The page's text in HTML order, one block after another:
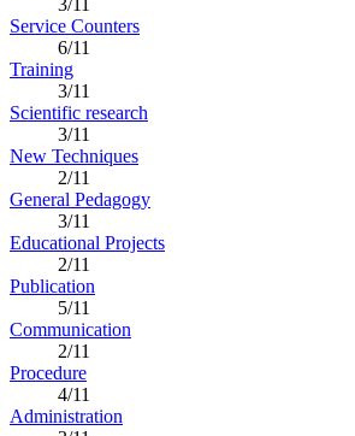
3/11
Service Counters
6/11
Training
3/11
Scientific research
3/11
New Techniques
2/11
General Pedagogy
3/11
Educational Projects
2/11
Publication
5/11
Communication
2/11
Procedure
4/11
Administration